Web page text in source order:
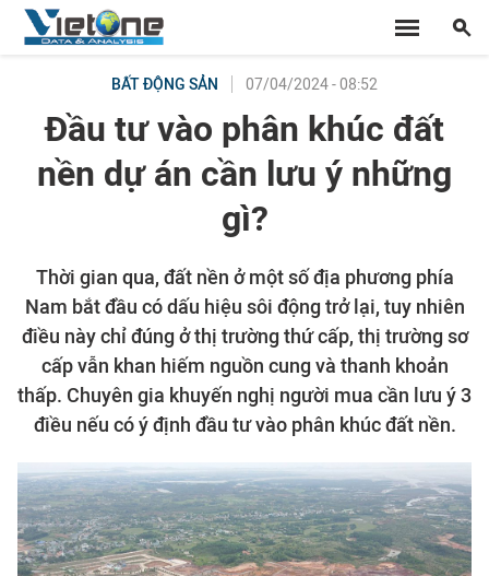
BẤT ĐỘNG SẢN 07/04/2024 - 08:52
Đầu tư vào phân khúc đất
nền dự án cần lưu ý những
gì?
Thời gian qua, đất nền ở một số địa phương phía
Nam bắt đầu có dấu hiệu sôi động trở lại, tuy nhiên
điều này chỉ đúng ở thị trường thứ cấp, thị trường sơ
cấp vẫn khan hiếm nguồn cung và thanh khoản
thấp. Chuyên gia khuyến nghị người mua cần lưu ý 3
điều nếu có ý định đầu tư vào phân khúc đất nền.